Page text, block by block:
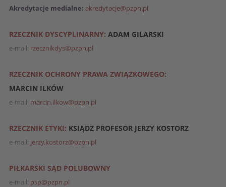
Akredytacje medialne: akredytacje@pzpn.pl
RZECZNIK DYSCYPLINARNY: ADAM GILARSKI
e-mail: rzecznikdys@pzpn.pl
RZECZNIK OCHRONY PRAWA ZWIĄZKOWEGO:
MARCIN ILKÓW
e-mail: marcin.ilkow@pzpn.pl
RZECZNIK ETYKI: KSIĄDZ PROFESOR JERZY KOSTORZ
e-mail: jerzy.kostorz@pzpn.pl
PIŁKARSKI SĄD POLUBOWNY
e-mail: psp@pzpn.pl